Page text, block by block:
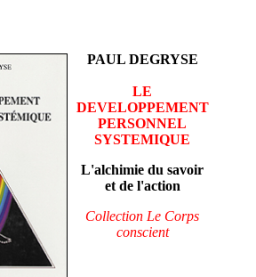
PAUL DEGRYSE
LE
DEVELOPPEMENT
PERSONNEL
SYSTEMIQUE
L'alchimie du savoir
et de l'action
Collection Le Corps
conscient